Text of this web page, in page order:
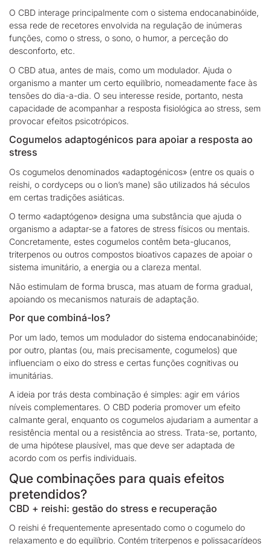
O CBD interage principalmente com o sistema endocanabinóide,
essa rede de recetores envolvida na regulação de inúmeras
funções, como o stress, o sono, o humor, a perceção do
desconforto, etc.
O CBD atua, antes de mais, como um modulador. Ajuda o
organismo a manter um certo equilíbrio, nomeadamente face às
tensões do dia-a-dia. O seu interesse reside, portanto, nesta
capacidade de acompanhar a resposta fisiológica ao stress, sem
provocar efeitos psicotrópicos.
Cogumelos adaptogénicos para apoiar a resposta ao
stress
Os cogumelos denominados «adaptogénicos» (entre os quais o
reishi, o cordyceps ou o lion’s mane) são utilizados há séculos
em certas tradições asiáticas.
O termo «adaptógeno» designa uma substância que ajuda o
organismo a adaptar-se a fatores de stress físicos ou mentais.
Concretamente, estes cogumelos contêm beta-glucanos,
triterpenos ou outros compostos bioativos capazes de apoiar o
sistema imunitário, a energia ou a clareza mental.
Não estimulam de forma brusca, mas atuam de forma gradual,
apoiando os mecanismos naturais de adaptação.
Por que combiná-los?
Por um lado, temos um modulador do sistema endocanabinóide;
por outro, plantas (ou, mais precisamente, cogumelos) que
influenciam o eixo do stress e certas funções cognitivas ou
imunitárias.
A ideia por trás desta combinação é simples: agir em vários
níveis complementares. O CBD poderia promover um efeito
calmante geral, enquanto os cogumelos ajudariam a aumentar a
resistência mental ou a resistência ao stress. Trata-se, portanto,
de uma hipótese plausível, mas que deve ser adaptada de
acordo com os perfis individuais.
Que combinações para quais efeitos
pretendidos?
CBD + reishi: gestão do stress e recuperação
O reishi é frequentemente apresentado como o cogumelo do
relaxamento e do equilíbrio. Contém triterpenos e polissacarídeos